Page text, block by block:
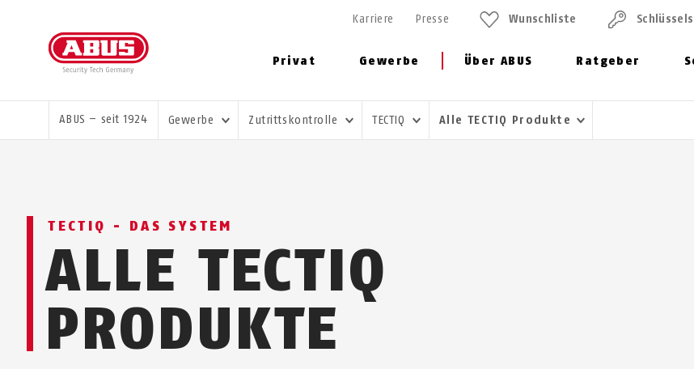
Privat Gewerbe Über ABUS Ratgeber
Karriere Presse Wunschliste
SIE SIND HIER:
ABUS – seit 1924 Gewerbe Zutrittskontrolle TECTIQ Alle TECTIQ Produkte
TECTIQ - DAS SYSTEM
ALLE TECTIQ
PRODUKTE